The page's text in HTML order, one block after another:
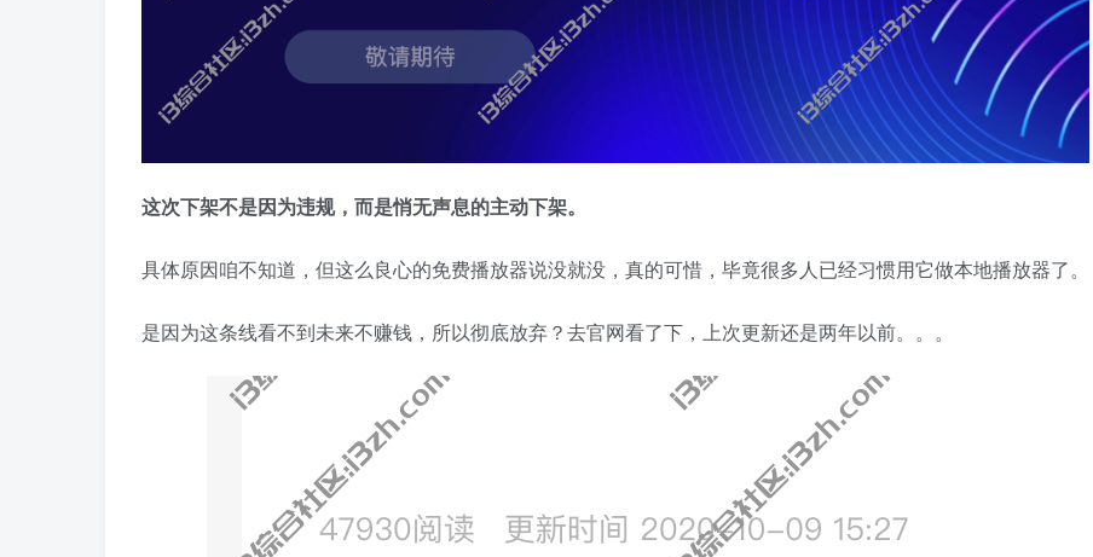
这次下架不是因为违规，而是悄无声息的主动下架。
具体原因咱不知道，但这么良心的免费播放器说没就没，真的可惜，毕竟很多人已经习惯用它做本地播放器了。
是因为这条线看不到未来不赚钱，所以彻底放弃？去官网看了下，上次更新还是两年以前。。。